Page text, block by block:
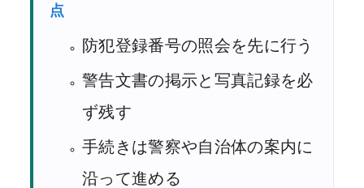
点
防犯登録番号の照会を先に行う
警告文書の掲示と写真記録を必
ず残す
手続きは警察や自治体の案内に
沿って進める